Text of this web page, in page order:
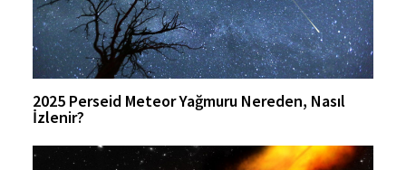
2025 Perseid Meteor Yağmuru Nereden, Nasıl
İzlenir?